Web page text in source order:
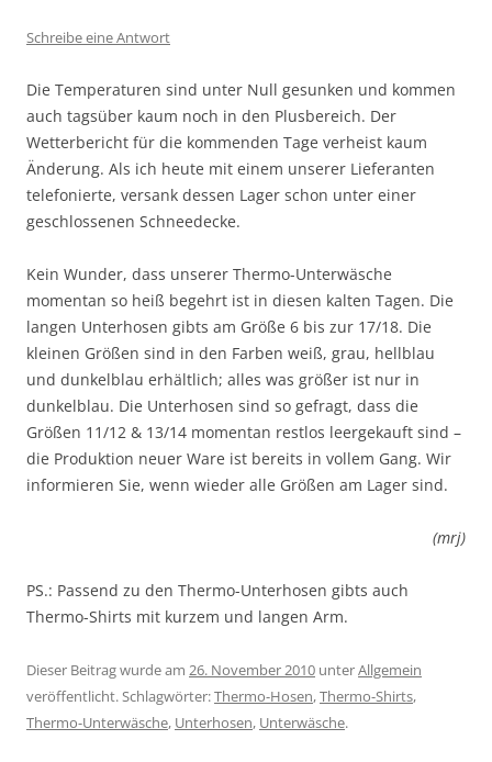
Schreibe eine Antwort
Die Temperaturen sind unter Null gesunken und kommen
auch tagsüber kaum noch in den Plusbereich. Der
Wetterbericht für die kommenden Tage verheist kaum
Änderung. Als ich heute mit einem unserer Lieferanten
telefonierte, versank dessen Lager schon unter einer
geschlossenen Schneedecke.
Kein Wunder, dass unserer Thermo-Unterwäsche
momentan so heiß begehrt ist in diesen kalten Tagen. Die
langen Unterhosen gibts am Größe 6 bis zur 17/18. Die
kleinen Größen sind in den Farben weiß, grau, hellblau
und dunkelblau erhältlich; alles was größer ist nur in
dunkelblau. Die Unterhosen sind so gefragt, dass die
Größen 11/12 & 13/14 momentan restlos leergekauft sind –
die Produktion neuer Ware ist bereits in vollem Gang. Wir
informieren Sie, wenn wieder alle Größen am Lager sind.
(mrj)
PS.: Passend zu den Thermo-Unterhosen gibts auch
Thermo-Shirts mit kurzem und langen Arm.
Dieser Beitrag wurde am 26. November 2010 unterAllgemein
veröffentlicht. Schlagwörter:Thermo-Hosen,Thermo-Shirts,
Thermo-Unterwäsche, Unterhosen, Unterwäsche.